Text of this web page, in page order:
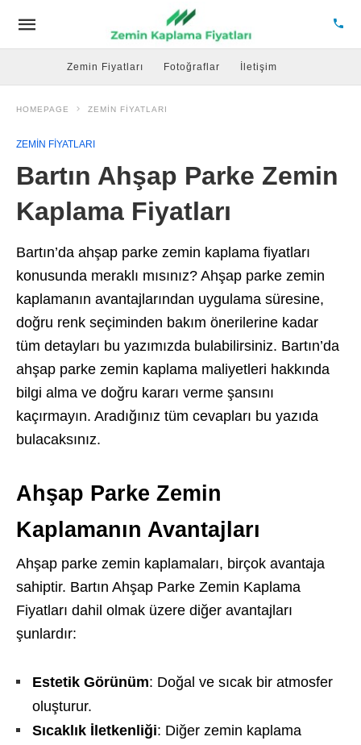
Zemin Fiyatları Fotoğraflar İletişim
HOMEPAGE ZEMIN FIYATLARI
ZEMIN FIYATLARI
Bartın Ahşap Parke Zemin
Kaplama Fiyatları
Bartın’da ahşap parke zemin kaplama fiyatları
konusunda meraklı mısınız? Ahşap parke zemin
kaplamanın avantajlarından uygulama süresine,
doğru renk seçiminden bakım önerilerine kadar
tüm detayları bu yazımızda bulabilirsiniz. Bartın’da
ahşap parke zemin kaplama maliyetleri hakkında
bilgi alma ve doğru kararı verme şansını
kaçırmayın. Aradığınız tüm cevapları bu yazıda
bulacaksınız.
Ahşap Parke Zemin
Kaplamanın Avantajları
Ahşap parke zemin kaplamaları, birçok avantaja
sahiptir. Bartın Ahşap Parke Zemin Kaplama
Fiyatları dahil olmak üzere diğer avantajları
şunlardır:
Estetik Görünüm: Doğal ve sıcak bir atmosfer
oluşturur.
Sıcaklık İletkenliği: Diğer zemin kaplama